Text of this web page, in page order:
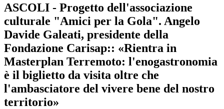
ASCOLI - Progetto dell'associazione
culturale "Amici per la Gola". Angelo
Davide Galeati, presidente della
Fondazione Carisap:: «Rientra in
Masterplan Terremoto: l'enogastronomia
è il biglietto da visita oltre che
l'ambasciatore del vivere bene del nostro
territorio»